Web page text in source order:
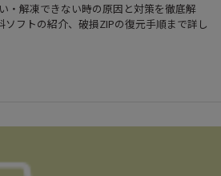
・解凍できない時の原因と対策を徹底解
フトの紹介、破損ZIPの復元手順まで詳し